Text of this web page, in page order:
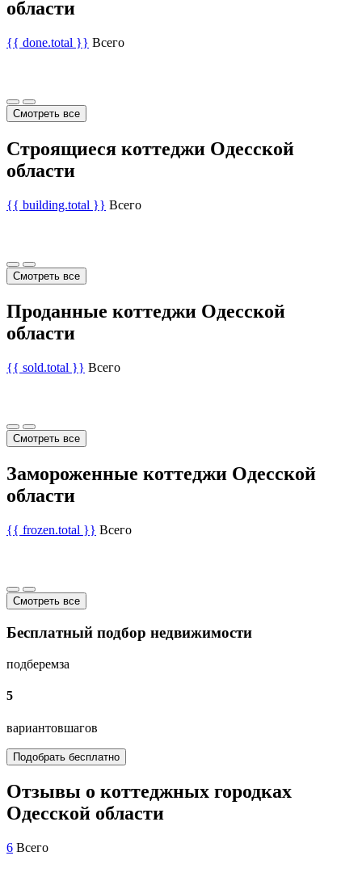
области
{{ done.total }} Всего
Смотреть все
Строящиеся коттеджи Одесской
области
{{ building.total }} Всего
Смотреть все
Проданные коттеджи Одесской
области
{{ sold.total }} Всего
Смотреть все
Замороженные коттеджи Одесской
области
{{ frozen.total }} Всего
Смотреть все
Бесплатный подбор недвижимости
подберемза
5
вариантовшагов
Подобрать бесплатно
Отзывы о коттеджных городках
Одесской области
6 Всего